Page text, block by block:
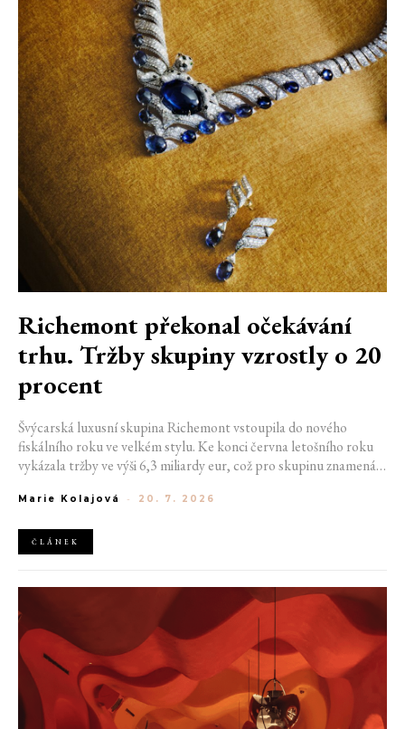
Richemont překonal očekávání
trhu. Tržby skupiny vzrostly o 20
procent
Švýcarská luxusní skupina Richemont vstoupila do nového
fiskálního roku ve velkém stylu. Ke konci června letošního roku
vykázala tržby ve výši 6,3 miliardy eur, což pro skupinu znamená
luxusním zůstává i přes přetrvávající ekonomickou nejistotu
Marie Kolajová - 20. 7. 2026
ČLÁNEK